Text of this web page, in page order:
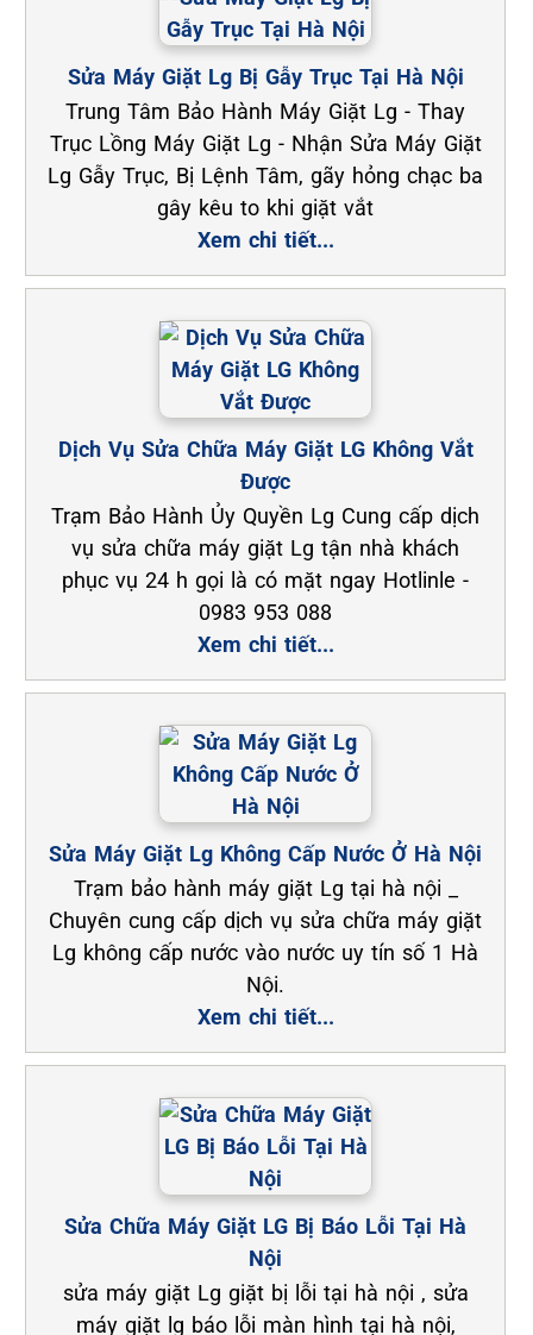
Sửa Máy Giặt Lg Bị Gẫy Trục Tại Hà Nội
Trung Tâm Bảo Hành Máy Giặt Lg - Thay
Trục Lồng Máy Giặt Lg - Nhận Sửa Máy Giặt
Lg Gẫy Trục, Bị Lệnh Tâm, gãy hỏng chạc ba
gây kêu to khi giặt vắt
Xem chi tiết...
Dịch Vụ Sửa Chữa Máy Giặt LG Không Vắt
Được
Trạm Bảo Hành Ủy Quyền Lg Cung cấp dịch
vụ sửa chữa máy giặt Lg tận nhà khách
phục vụ 24 h gọi là có mặt ngay Hotlinle -
0983 953 088
Xem chi tiết...
Sửa Máy Giặt Lg Không Cấp Nước Ở Hà Nội
Trạm bảo hành máy giặt Lg tại hà nội _
Chuyên cung cấp dịch vụ sửa chữa máy giặt
Lg không cấp nước vào nước uy tín số 1 Hà
Nội.
Xem chi tiết...
Sửa Chữa Máy Giặt LG Bị Báo Lỗi Tại Hà
Nội
sửa máy giặt Lg giặt bị lỗi tại hà nội , sửa
máy giặt lg báo lỗi màn hình tại hà nội,